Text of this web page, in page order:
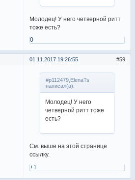
Молодец! У него четверной ритт
тоже есть?
0
59
01.11.2017 19:26:55
#p112479,ElenaTs
написал(а):
Молодец! У него
четверной ритт тоже
есть?
См. выше на этой странице
ссылку.
+1